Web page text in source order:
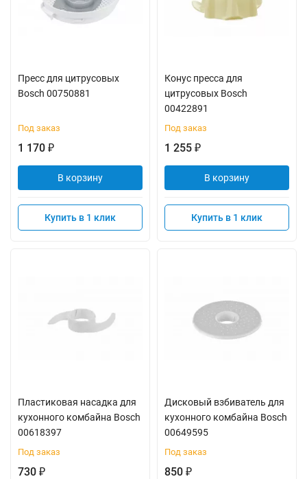
Пресс для цитрусовых
Bosch 00750881
Под заказ
1 170 ₽
В корзину
Купить в 1 клик
Конус пресса для
цитрусовых Bosch
00422891
Под заказ
1 255 ₽
В корзину
Купить в 1 клик
Пластиковая насадка для
кухонного комбайна Bosch
00618397
Под заказ
730 ₽
Дисковый взбиватель для
кухонного комбайна Bosch
00649595
Под заказ
850 ₽